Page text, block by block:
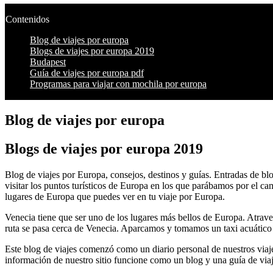
Contenidos
Blog de viajes por europa
Blogs de viajes por europa 2019
Budapest
Guía de viajes por europa pdf
Programas para viajar con mochila por europa
Blog de viajes por europa
Blogs de viajes por europa 2019
Blog de viajes por Europa, consejos, destinos y guías. Entradas de
visitar los puntos turísticos de Europa en los que parábamos por el
lugares de Europa que puedes ver en tu viaje por Europa.
Venecia tiene que ser uno de los lugares más bellos de Europa.
ruta se pasa cerca de Venecia. Aparcamos y tomamos un taxi
Este blog de viajes comenzó como un diario personal de nuestros
información de nuestro sitio funcione como un blog y una guía de